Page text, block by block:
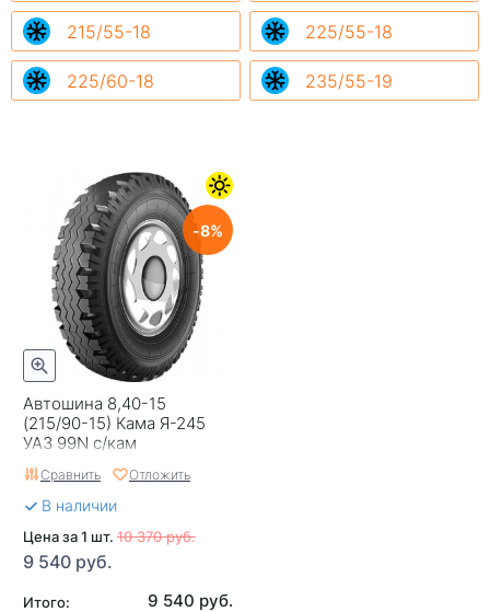
215/55-18 225/55-18
225/60-18 235/55-19
Автошина 8,40-15
(215/90-15) Кама Я-245
УАЗ 99N с/кам
8
Сравнить Отложить
В наличии
Цена за 1 шт. 10 370 руб.
9 540 руб.
Итого: 9 540 руб.